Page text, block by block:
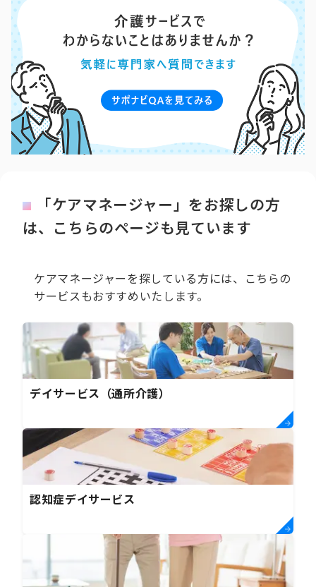
「ケアマネージャー」をお探しの方
は、こちらのページも見ています
ケアマネージャーを探している方には、こちらの
サービスもおすすめいたします。
デイサービス（通所介護）
認知症デイサービス